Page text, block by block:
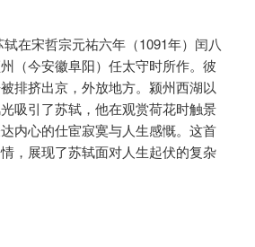
轼在宋哲宗元祐六年（1091年）闰八
（今安徽阜阳）任太守时所作。彼
排挤出京，外放地方。颍州西湖以
吸引了苏轼，他在观赏荷花时触景
内心的仕宦寂寞与人生感慨。这首
，展现了苏轼面对人生起伏的复杂